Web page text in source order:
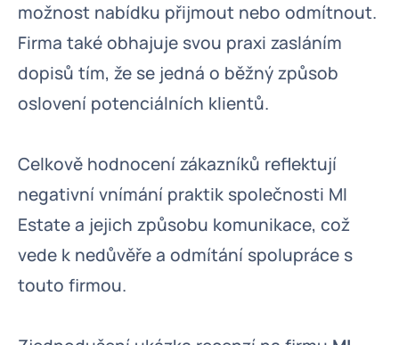
možnost nabídku přijmout nebo odmítnout.
Firma také obhajuje svou praxi zasláním
dopisů tím, že se jedná o běžný způsob
oslovení potenciálních klientů.
Celkově hodnocení zákazníků reflektují
negativní vnímání praktik společnosti MI
Estate a jejich způsobu komunikace, což
vede k nedůvěře a odmítání spolupráce s
touto firmou.